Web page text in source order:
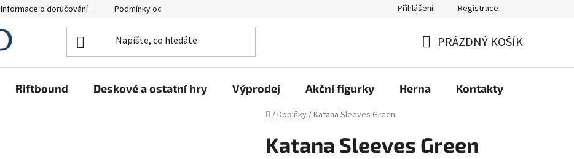
Informace o doručování Podmínky ochrany osobních údajů Přihlášení Registrace
KOŠÍK
PRÁZDNÝ KOŠÍK
Riftbound Deskové a ostatní hry Výprodej Akční figurky Herna Kontakty
Domů
/Doplňky/Katana Sleeves Green
Katana Sleeves Green